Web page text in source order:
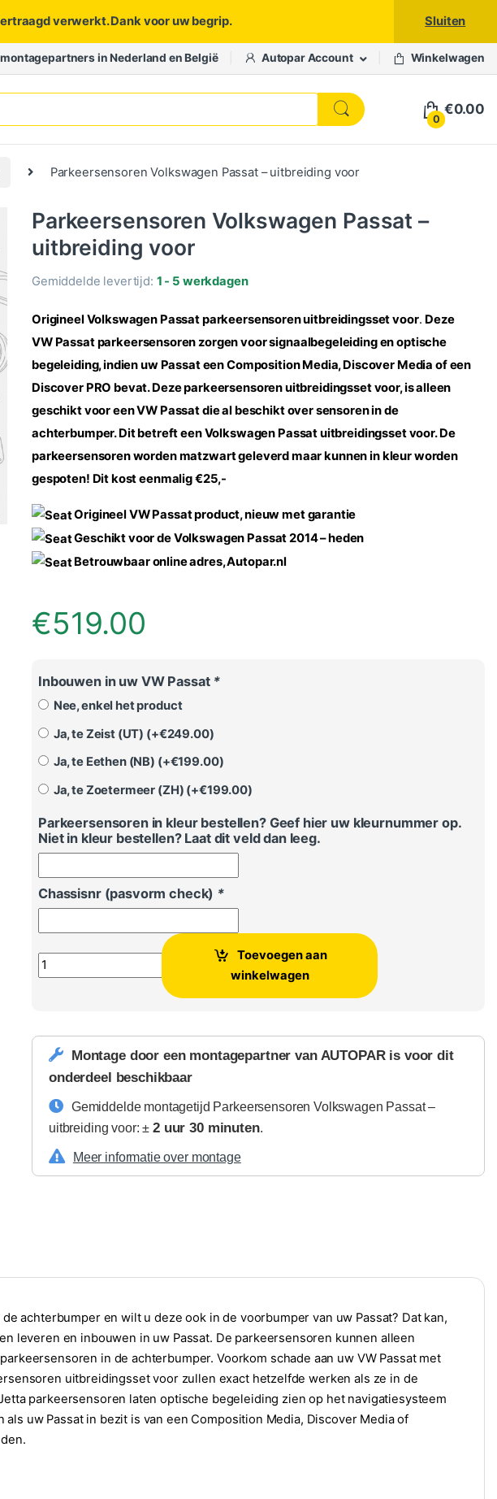
verwerkt. Dank voor uw begrip. Sluiten
montagepartners in Nederland en België Autopar Account Winkelwagen
0
€0.00
Parkeersensoren Volkswagen Passat – uitbreiding voor
Parkeersensoren Volkswagen Passat –
uitbreiding voor
Gemiddelde levertijd: 1 - 5 werkdagen
Origineel Volkswagen Passat parkeersensoren uitbreidingsset voor. Deze
VW Passatparkeersensoren zorgen voor signaalbegeleiding en optische
begeleiding, indien uw Passateen Composition Media, Discover Media of een
Discover PRO bevat. Deze parkeersensoren uitbreidingsset voor, is alleen
geschikt voor een VW Passatdie al beschikt over sensoren in de
achterbumper.Dit betreft een Volkswagen Passatuitbreidingsset voor.De
parkeersensoren worden matzwart geleverd maar kunnen in kleur worden
gespoten! Dit kost eenmalig €25,-
OrigineelVWPassatproduct, nieuw met garantie
Geschikt voor de Volkswagen Passat2014 – heden
Betrouwbaar online adres, Autopar.nl
€519.00
Inbouwen in uw VW Passat *
Nee, enkel het product
Ja, te Zeist (UT) (+€249.00)
Ja, te Eethen (NB) (+€199.00)
Ja, te Zoetermeer (ZH) (+€199.00)
Parkeersensoren in kleur bestellen? Geef hier uw kleurnummer op.
Niet in kleur bestellen? Laat dit veld dan leeg.
Chassisnr (pasvorm check) *
Parkeersensoren Volkswagen Passat - uitbreiding voor aantal
Toevoegen aan
winkelwagen
Montage door een montagepartner van AUTOPAR is voor dit
onderdeel beschikbaar
Gemiddelde montagetijd Parkeersensoren Volkswagen Passat –
uitbreiding voor: ±2 uur 30 minuten.
Meer informatie over montage
achterbumper en wilt u deze ook in de voorbumper van uw Passat? Dat kan,
leveren en inbouwen in uw Passat. De parkeersensoren kunnen alleen
in de achterbumper. Voorkom schade aan uw VW Passat met
uitbreidingsset voor zullen exact hetzelfde werken als ze in de
parkeersensoren laten optische begeleiding zien op het navigatiesysteem
uw Passat in bezit is van een Composition Media, Discover Media of